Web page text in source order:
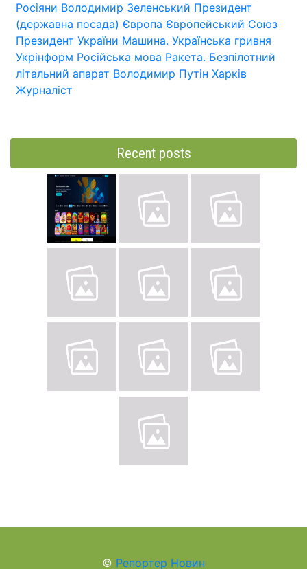
Росіяни Володимир Зеленський Президент
(державна посада) Європа Європейський Союз
Президент України Машина. Українська гривня
Укрінформ Російська мова Ракета. Безпілотний
літальний апарат Володимир Путін Харків
Журналіст
Recent posts
© Репортер Новин